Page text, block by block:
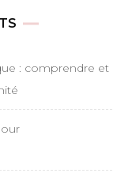
: comprendre et